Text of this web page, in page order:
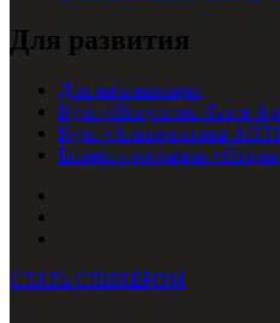
Для развития
Для начинающих
Курс «Искусство Латте
Курс «Альтернатива-
Бизнес программа
СТАТЬ СПИКЕРОМ